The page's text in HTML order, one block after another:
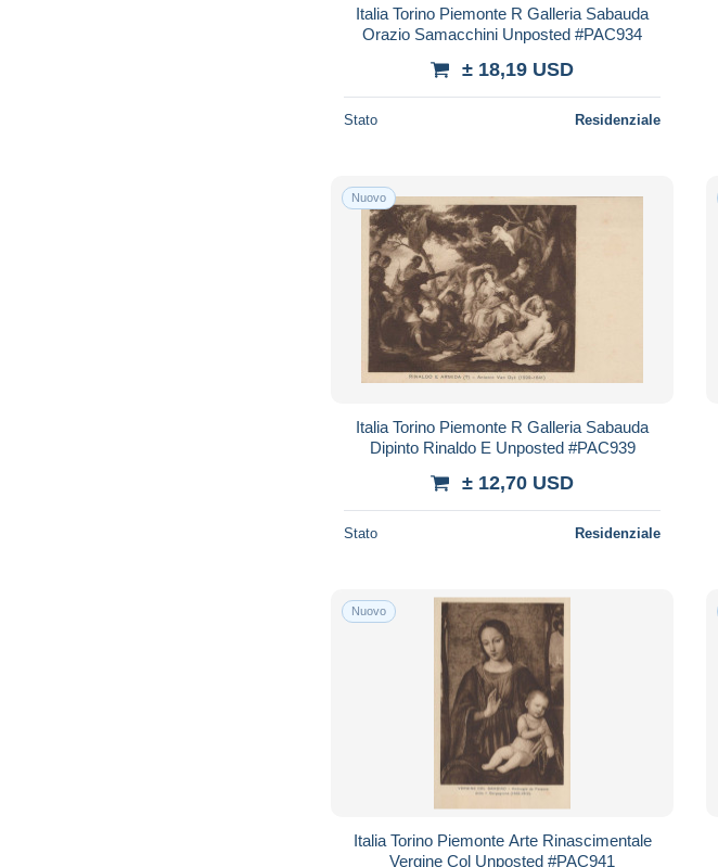
Italia Torino Piemonte R Galleria Sabauda
Orazio Samacchini Unposted #PAC934
± 18,19 USD
Stato Residenziale
Nuovo
Italia Torino Piemonte R Galleria Sabauda
Dipinto Rinaldo E Unposted #PAC939
± 12,70 USD
Stato Residenziale
Nuovo
Italia Torino Piemonte Arte Rinascimentale
Vergine Col Unposted #PAC941